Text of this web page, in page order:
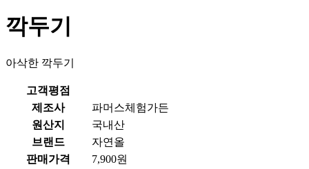
깍두기
아삭한 깍두기
고객평점
제조사
파머스체험가든
원산지
국내산
브랜드
자연올
판매가격
7,900원